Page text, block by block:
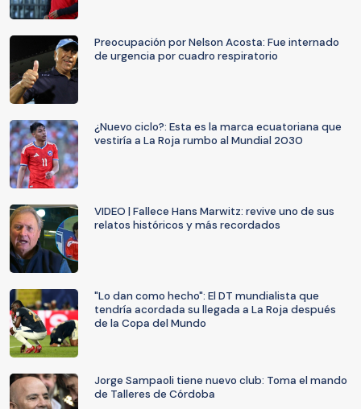
Preocupación por Nelson Acosta: Fue internado
de urgencia por cuadro respiratorio
¿Nuevo ciclo?: Esta es la marca ecuatoriana que
vestiría a La Roja rumbo al Mundial 2030
VIDEO | Fallece Hans Marwitz: revive uno de sus
relatos históricos y más recordados
"Lo dan como hecho": El DT mundialista que
tendría acordada su llegada a La Roja después
de la Copa del Mundo
Jorge Sampaoli tiene nuevo club: Toma el mando
de Talleres de Córdoba